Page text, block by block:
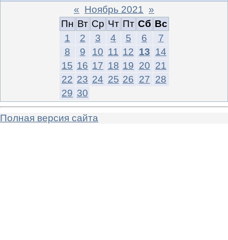
« Ноябрь 2021 »
Пн Вт Ср Чт Пт Сб Вс
1
2 3 4 5 6
7
8
9 10 11 12 13 14
15 16 17 18 19 20 21
22 23 24 25 26 27 28
29 30
Полная версия сайта